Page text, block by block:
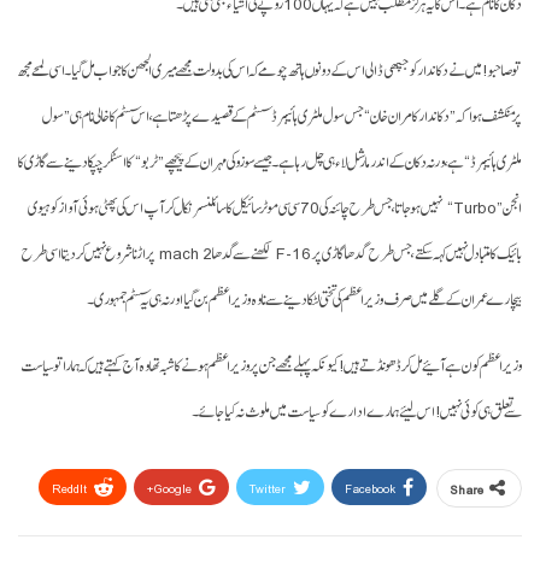
تو صاحبو! میں نے دکاندار کو جپھی ڈالی اس کے دونوں ہاتھ چومے کہ اس کی بدولت مجھے میری الجھن کا جواب مل گیا۔ اسی لمحے مجھ
پر منکشف ہوا کہ ”دکاندار کامران خان“ جس سول ملٹری ہائیبرڈ سسٹم کے قصیدے پڑھتا ہے، اس سسٹم کا خالی نام ہی ”سول
ملٹری ہائیبرڈ“ ہے، ورنہ دکان کے اندر مارشل لاء ہی چل رہا ہے۔ جیسے سوزوکی مہران کے پیچھے ”ٹربو“ کا اسٹکر چپکادینے سے گاڑی کا
انجن ”Turbo“ نہیں ہوجاتا، جس طرح چائنہ کی 70 سی سی موٹر سائیکل کا سائلنسر نکال کر آپ اس کی پھٹی ہوئی آواز کو ہیوی
بائیک کا متبادل نہیں کہہ سکتے، جس طرح گدھا گاڑی پر F-16 لکھنے سے گدھا mach 2 پر اڑنا شروع نہیں کردیتا اسی طرح
بیچارے عمران کے گلے میں صرف وزیراعظم کی تختی لٹکا دینے سے نا وہ وزیراعظم بن گیا اور نہ ہی یہ سسٹم جمہوری۔
وزیراعظم کون ہے آئیے مل کر ڈھونڈتے ہیں! کیونکہ پہلے مجھے جن پر وزیراعظم ہونے کا شبہ تھا وہ آج کہتے ہیں کہ ہمارا تو سیاست
سے تعلق ہی کوئی نہیں! اس لیئے ہمارے ادارے کو سیاست میں ملوث نہ کیا جائے۔
Share
Facebook
Twitter
Google+
ReddIt